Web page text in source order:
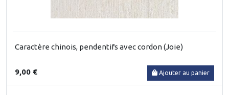
Caractère chinois, pendentifs avec cordon (Joie)
9,00 € Ajouter au panier